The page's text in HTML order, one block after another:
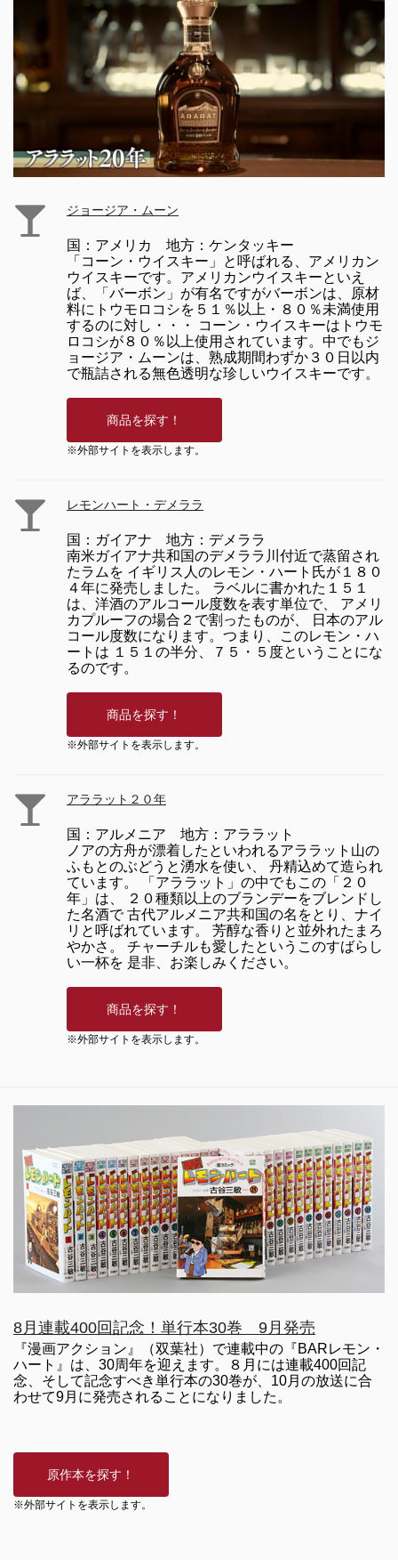
ジョージア・ムーン
国：アメリカ 地方：ケンタッキー
「コーン・ウイスキー」と呼ばれる、アメリカン
ウイスキーです。アメリカンウイスキーといえ
ば、「バーボン」が有名ですがバーボンは、原材
料にトウモロコシを５１％以上・８０％未満使用
するのに対し・・・ コーン・ウイスキーはトウモ
ロコシが８０％以上使用されています。中でもジ
ョージア・ムーンは、熟成期間わずか３０日以内
で瓶詰される無色透明な珍しいウイスキーです。
※外部サイトを表示します。
レモンハート・デメララ
国：ガイアナ 地方：デメララ
南米ガイアナ共和国のデメララ川付近で蒸留され
たラムを イギリス人のレモン・ハート氏が１８０
４年に発売しました。 ラベルに書かれた１５１
は、洋酒のアルコール度数を表す単位で、 アメリ
カプルーフの場合２で割ったものが、 日本のアル
コール度数になります。つまり、このレモン・ハ
ートは １５１の半分、７５・５度ということにな
るのです。
※外部サイトを表示します。
アララット２０年
国：アルメニア 地方：アララット
ノアの方舟が漂着したといわれるアララット山の
ふもとのぶどうと湧水を使い、 丹精込めて造られ
ています。 「アララット」の中でもこの「２０
年」は、 ２０種類以上のブランデーをブレンドし
た名酒で 古代アルメニア共和国の名をとり、ナイ
リと呼ばれています。 芳醇な香りと並外れたまろ
やかさ。 チャーチルも愛したというこのすばらし
い一杯を 是非、お楽しみください。
※外部サイトを表示します。
8月連載400回記念！単行本30巻 9月発売
『漫画アクション』（双葉社）で連載中の『BARレモン・
ハート』は、30周年を迎えます。８月には連載400回記
念、そして記念すべき単行本の30巻が、10月の放送に合
わせて9月に発売されることになりました。
※外部サイトを表示します。